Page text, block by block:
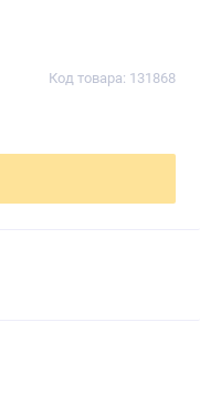
Код товара: 131868